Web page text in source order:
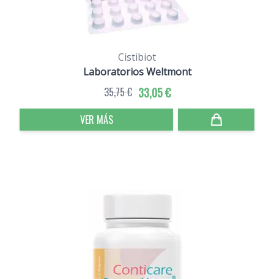
Cistibiot
Laboratorios Weltmont
33,05 €
35,75 €
VER MÁS